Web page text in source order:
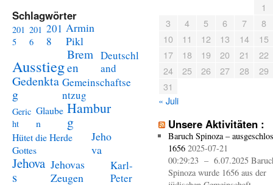
Schlagwörter
201
5
201
6
201
8
Armin
Pikl
Ausstieg
Brem
en
Deutschl
and
Gedenkta
g
Gemeinschaftse
ntzug
Geric
ht
Glaube
n
Hambur
g
Hütet die Herde
Gottes
Jeho
va
Jehova
s
Jehovas
Zeugen
Karl-
Peter
1
3
4 5 6 7
8
10
11 12 13 14
15
17
18 19 20 21
22
24
25 26 27 28
29
31
« Juli
Unsere Aktivitäten :
Baruch Spinoza –
1656 2025-07-21
00:29:23 – 6.07.2025
Spinoza wurde 1656 aus der